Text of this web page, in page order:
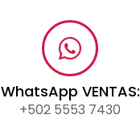
WhatsApp VENTAS:
+502 5553 7430